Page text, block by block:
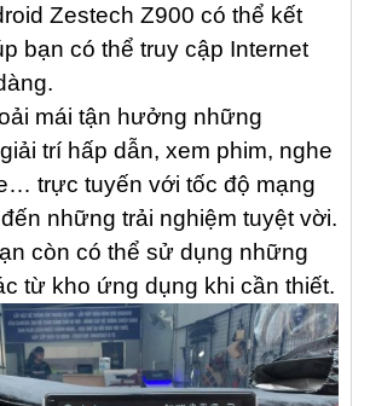
Zestech Z900 có thể kết
bạn có thể truy cập Internet
mái tận hưởng những
trí hấp dẫn, xem phim, nghe
trực tuyến với tốc độ mạng
những trải nghiệm tuyệt vời.
còn có thể sử dụng những
từ kho ứng dụng khi cần thiết.